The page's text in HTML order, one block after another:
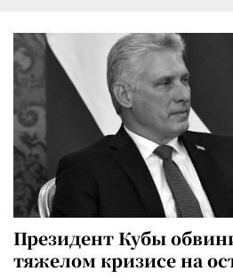
Президент Кубы
тяжелом кризисе на